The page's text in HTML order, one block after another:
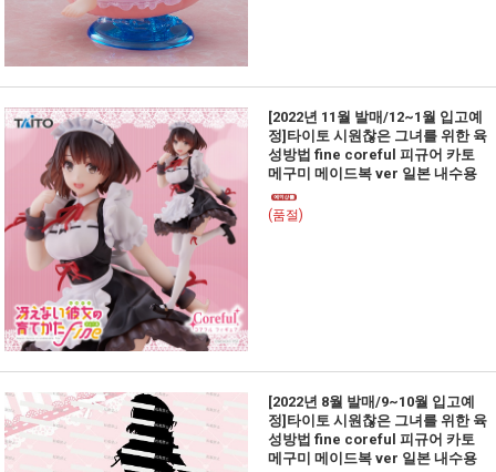
[2022년 11월 발매/12~1월 입고예
정]타이토 시원찮은 그녀를 위한 육
성방법 fine coreful 피규어 카토
메구미 메이드복 ver 일본 내수용
(품절)
[2022년 8월 발매/9~10월 입고예
정]타이토 시원찮은 그녀를 위한 육
성방법 fine coreful 피규어 카토
메구미 메이드복 ver 일본 내수용